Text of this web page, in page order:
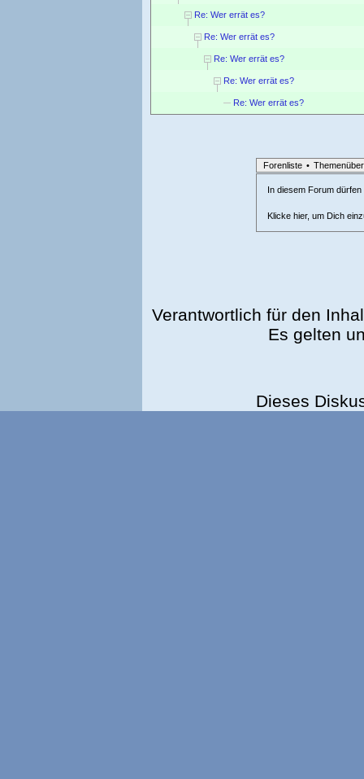
Re: Wer errät es?
Re: Wer errät es?
Re: Wer errät es?
Re: Wer errät es?
Re: Wer errät es?
Forenliste •
In diesem Forum
Klicke hier, um Dich
Verantwortlich für den
Es gelten
Dieses